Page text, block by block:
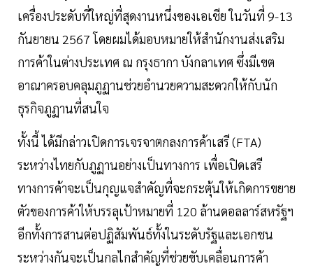
เครื่องประดับที่ใหญ่ที่สุดงานหนึ่งของเอเชีย ในวันที่ 9-13
กันยายน 2567 โดยผมได้มอบหมายให้สำนักงานส่งเสริม
การค้าในต่างประเทศ ณ กรุงธากา บังกลาเทศ ซึ่งมีเขต
อาณาครอบคลุมภูฏานช่วยอำนวยความสะดวกให้กับนัก
ธุรกิจภูฏานที่สนใจ
ทั้งนี้ ได้มีกล่าวเปิดการเจรจาตกลงการค้าเสรี (FTA)
ระหว่างไทยกับภูฏานอย่างเป็นทางการ เพื่อเปิดเสรี
ทางการค้าจะเป็นกุญแจสำคัญที่จะกระตุ้นให้เกิดการขยาย
ตัวของการค้าให้บรรลุเป้าหมายที่ 120 ล้านดอลลาร์สหรัฐฯ
อีกทั้งการสานต่อปฏิสัมพันธ์ทั้งในระดับรัฐและเอกชน
ระหว่างกันจะเป็นกลไกสำคัญที่ช่วยขับเคลื่อนการค้า